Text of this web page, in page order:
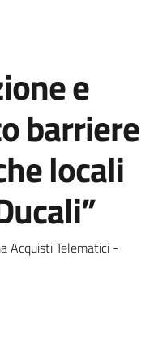
e
barriere
locali
Acquisti Telematici -